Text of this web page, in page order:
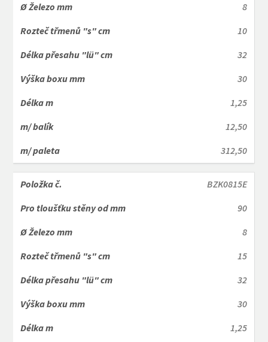
8
10
32
30
1,25
12,50
312,50
BZK0815E
90
8
15
32
30
1,25